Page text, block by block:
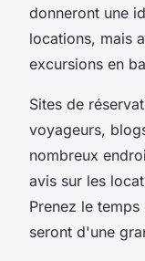
donneront une
locations, mais
excursions en
Sites de
voyageurs,
nombreux
avis sur les
Prenez le
seront d'une